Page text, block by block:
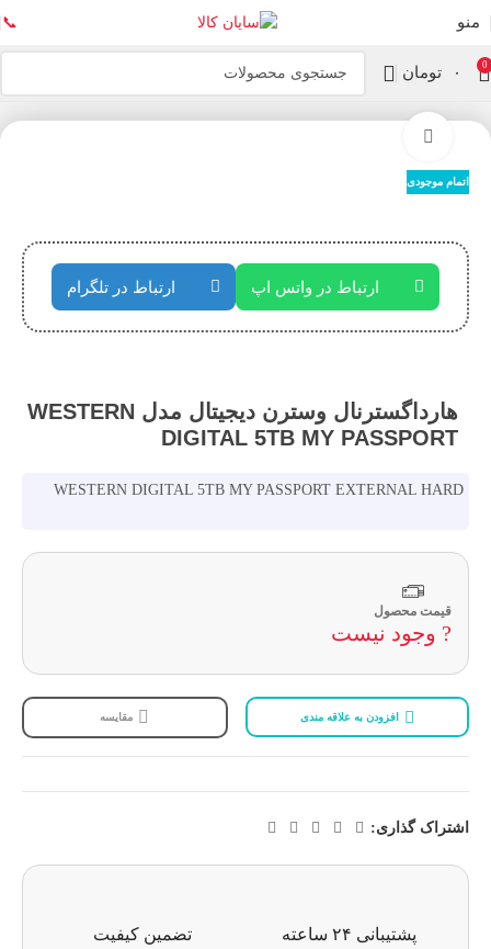
منو 📞
0 ۰ تومان
خانه ذخیره سازها هارد اکسترنال
اتمام موجودی
ارتباط در واتس اپ ارتباط در تلگرام
هارداگسترنال وسترن دیجیتال مدل WESTERN
DIGITAL 5TB MY PASSPORT
WESTERN DIGITAL 5TB MY PASSPORT EXTERNAL HARD
قیمت محصول
? وجود نیست
افزودن به علاقه مندی مقایسه
اشتراک گذاری:
پشتیبانی ۲۴ ساعته تضمین کیفیت